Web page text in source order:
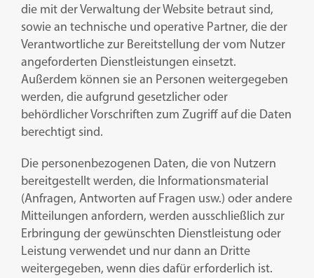
die mit der Verwaltung der Website betraut sind,
sowie an technische und operative Partner, die der
Verantwortliche zur Bereitstellung der vom Nutzer
angeforderten Dienstleistungen einsetzt.
Außerdem können sie an Personen weitergegeben
werden, die aufgrund gesetzlicher oder
behördlicher Vorschriften zum Zugriff auf die Daten
berechtigt sind.
Die personenbezogenen Daten, die von Nutzern
bereitgestellt werden, die Informationsmaterial
(Anfragen, Antworten auf Fragen usw.) oder andere
Mitteilungen anfordern, werden ausschließlich zur
Erbringung der gewünschten Dienstleistung oder
Leistung verwendet und nur dann an Dritte
weitergegeben, wenn dies dafür erforderlich ist.